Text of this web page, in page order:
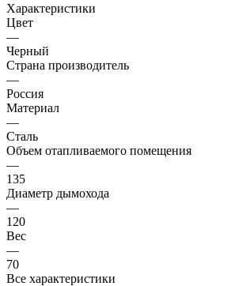
Характеристики
Цвет
—
Черный
Страна производитель
—
Россия
Материал
—
Сталь
Объем отапливаемого помещения
—
135
Диаметр дымохода
—
120
Вес
—
70
Все характеристики